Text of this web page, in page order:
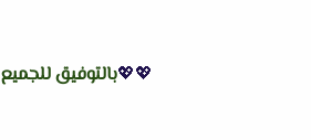
💖💖بالتوفيق للجميع